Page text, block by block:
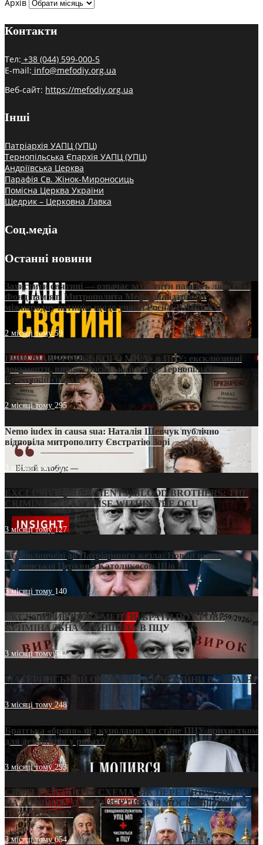
Архів
Контакти
Тел: +38 (044) 599-000-5
E-mail: info@mefodiy.org.ua
Веб-сайт: https://mefodiy.org.ua
Інші
Патріархія УАПЦ (УПЦ)
Тернопільська Єпархія УАПЦ (УПЦ)
Андріївська Церква
Парафія Св. Жінок-Мироносиць
Помісна Церква України
Щедрик – Церковна Лавка
Соц.медіа
Останні новини
Захистити святині — означає захистити пам’ять людства:
Фонд пам’яті Митрополита Мефодія підтримує
міжнародну петицію щодо участі Росії в ЮНЕСКО
2 місяці тому59
ПРИСМАК «РУССЬКОГО МІРА» в ПЦУ: ексклюзивні
документи, вирок і російський слід у Тернопільсько-
Бучацькій єпархії
2 місяці тому 295
Nemo iudex in causa sua: Наталія Шевчук публічно
відповіла митрополиту Євстратію Зорі
3 місяці тому213
EXCLUSIVE (DOCUMENTS)/BLOOD BROTHERS: THE
CRIMINAL FRANCHISE WITHIN THE OCU
3 місяці тому127
Від віолончелі до Патріаршого жезла: Новий шлях
Грузинської Церкви з Католикосом Шіо III
3 місяці тому 140
ЕКСКЛЮЗИВ (ДОКУМЕНТИ)/БРАТИ ПО КРОВІ:
КРИМІНАЛЬНА ФРАНШИЗА В ПЦУ
3 місяці тому542
МАТЕРИНСЬКИЙ ОМОРФОР В ЧАС ВІЙНИ В УКРАЇНІ
3 місяці тому248
Братська «броня» під куполами: чи стане ПЦУ прихистком
для дезертирів у рясах?
3 місяці тому293
СВЯТІ УХИЛЯНТИ: СХЕМА, ЯК ПЕРЕТВОРИТИ ПЦУ
НА «ОФШОР» ДЛЯ ДЕЗЕРТИРА ІЗ МОСКОВСЬКОГО
ПАТРІАРХАТУ
3 місяці тому654